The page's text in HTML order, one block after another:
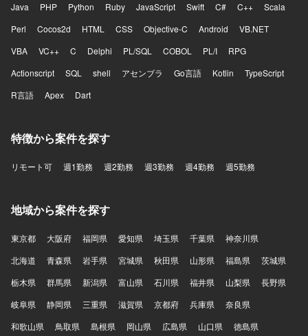
Java PHP Python Ruby JavaScript Swift C# C++
Scala
Perl
Cocos2d HTML CSS Objective-C Android
VB.NET
VBA
VC++ C Delphi PL/SQL COBOL PL/I
RPG
Actionscript
SQL shell アセンブラ Go言語 Kotlin
TypeScript
R言語
Apex Dart
特徴から案件を探す
リモート可 週1勤務 週2勤務 週3勤務 週4勤務 週5勤務
地域から案件を探す
東京都 大阪府 福岡県 愛知県 埼玉県 千葉県
神奈川県
北海道
青森県 岩手県 宮城県 秋田県 山形県 福島県
茨城県
栃木県
群馬県 新潟県 富山県 石川県 福井県 山梨県
長野県
岐阜県
静岡県 三重県 滋賀県 京都府 兵庫県
奈良県
和歌山県
鳥取県 島根県 岡山県 広島県 山口県 徳島県